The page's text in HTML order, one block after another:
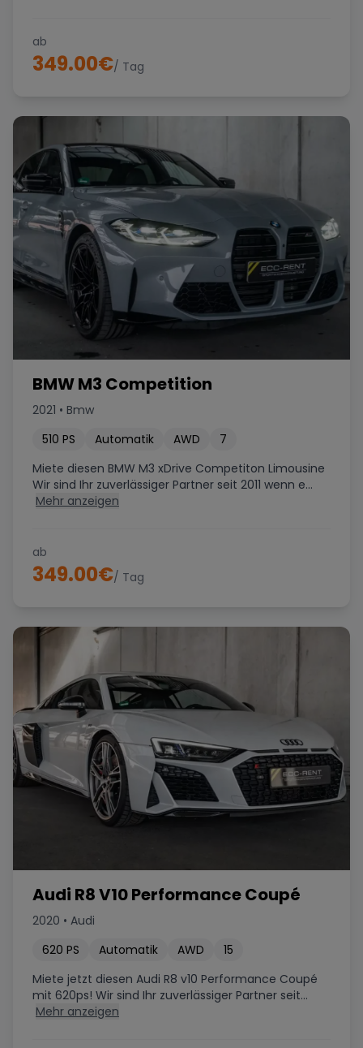
ab
349.00€/ Tag
BMW M3 Competition
2021 • Bmw
510 PS Automatik AWD
7
Miete diesen BMW M3 xDrive Competiton Limousine
Wir sind Ihr zuverlässiger Partner seit 2011 wenn e...
Mehr anzeigen
ab
349.00€/ Tag
Audi R8 V10 Performance Coupé
2020 • Audi
620 PS Automatik AWD
15
Miete jetzt diesen Audi R8 v10 Performance Coupé
mit 620ps! Wir sind Ihr zuverlässiger Partner seit...
Mehr anzeigen